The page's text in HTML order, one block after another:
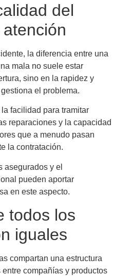
del
la diferencia entre una
mala no suele estar
sino en la rapidez y
el problema.
facilidad para tramitar
reparaciones y la capacidad
que a menudo pasan
la contratación.
asegurados y el
pueden aportar
en este aspecto.
todos los
iguales
compartan una estructura
compañías y productos